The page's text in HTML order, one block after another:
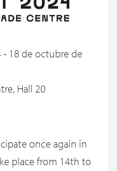
18 de octubre de
Hall 20
once again in
place from 14th to